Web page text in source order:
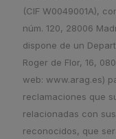
(CIF W0049001A),
núm. 120, 28006
dispone de un
Roger de Flor, 16,
web: www.arag.es)
reclamaciones que
relacionadas con
reconocidos, que